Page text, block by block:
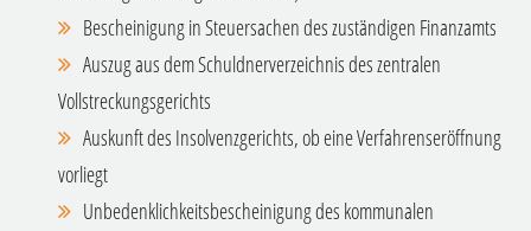
Bescheinigung in Steuersachen des zuständigen Finanzamts
Auszug aus dem Schuldnerverzeichnis des zentralen
Vollstreckungsgerichts
Auskunft des Insolvenzgerichts, ob eine Verfahrenseröffnung
vorliegt
Unbedenklichkeitsbescheinigung des kommunalen